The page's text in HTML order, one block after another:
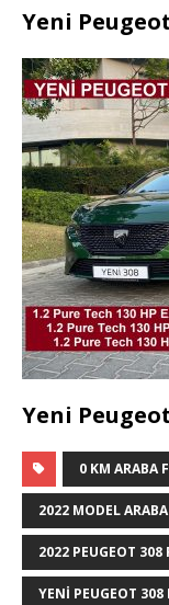
Yeni
Yeni
0 KM ARABA
2022 MODEL
2022 PEUGEOT 308
YENI PEUGEOT 308